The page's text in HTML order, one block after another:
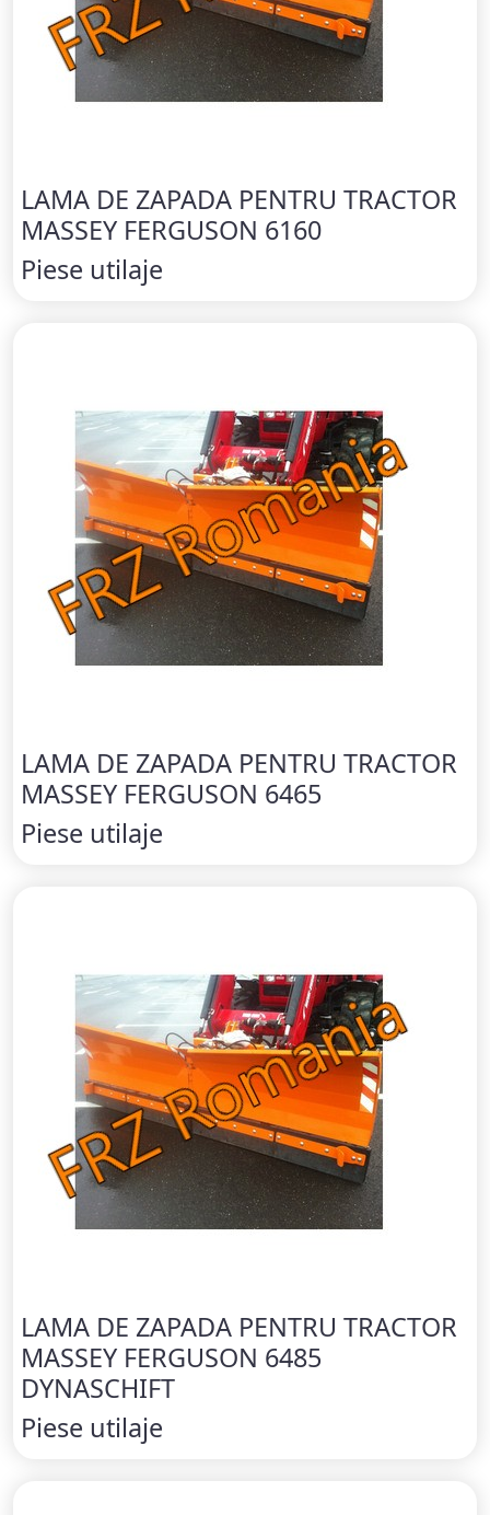
LAMA DE ZAPADA PENTRU TRACTOR
MASSEY FERGUSON 6160
Piese utilaje
LAMA DE ZAPADA PENTRU TRACTOR
MASSEY FERGUSON 6465
Piese utilaje
LAMA DE ZAPADA PENTRU TRACTOR
MASSEY FERGUSON 6485
DYNASCHIFT
Piese utilaje